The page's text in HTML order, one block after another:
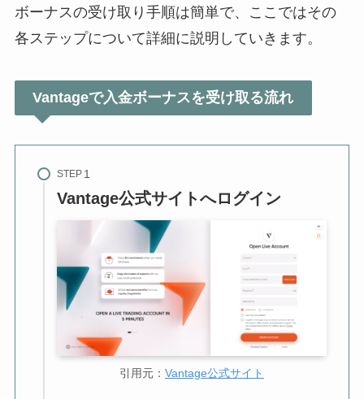
ボーナスの受け取り手順は簡単で、ここではその
各ステップについて詳細に説明していきます。
Vantageで入金ボーナスを受け取る流れ
STEP
Vantage公式サイトへログイン
引用元： Vantage公式サイト